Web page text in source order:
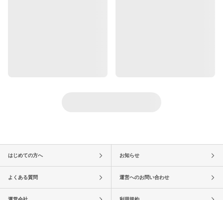
はじめての方へ お知らせ
よくある質問 運営へのお問い合わせ